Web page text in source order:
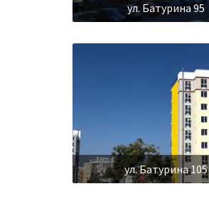
ул. Батурина 95
ул. Батурина 105